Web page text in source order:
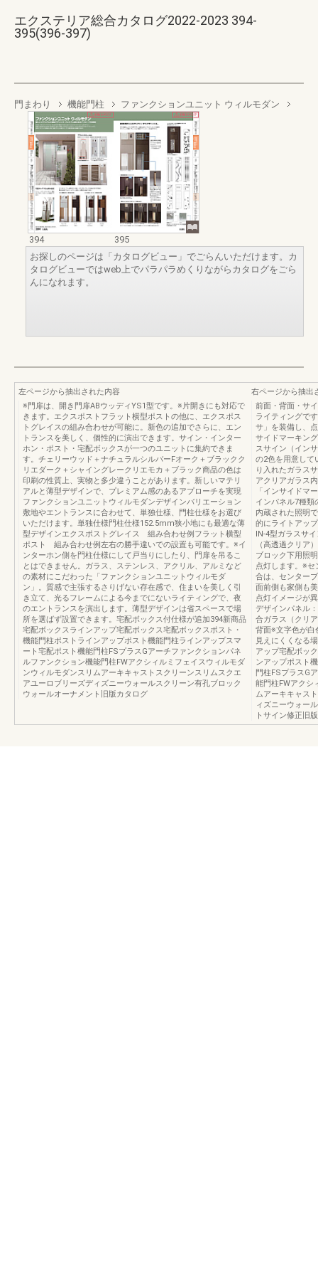
エクステリア総合カタログ2022-2023 394-
395(396-397)
門まわり 機能門柱 ファンクションユニット ウィルモダン
394
395
お探しのページは「カタログビュー」でごらんいただけます。カ
タログビューではweb上でパラパラめくりながらカタログをごら
んになれます。
左ページから抽出された内容
※門扉は、開き門扉ABウッディYS1型です。※片開きにも対応で
きます。エクスポストフラット横型ポストの他に、エクスポス
トグレイスの組み合わせが可能に。新色の追加でさらに、エン
トランスを美しく、個性的に演出できます。サイン・インター
ホン・ポスト・宅配ボックスが一つのユニットに集約できま
す。チェリーウッド＋ナチュラルシルバーFオーク＋ブラックク
リエダーク＋シャイングレークリエモカ＋ブラック商品の色は
印刷の性質上、実物と多少違うことがあります。新しいマテリ
アルと薄型デザインで、プレミアム感のあるアプローチを実現
ファンクションユニットウィルモダンデザインバリエーション
敷地やエントランスに合わせて、単独仕様、門柱仕様をお選び
いただけます。単独仕様門柱仕様152.5mm狭小地にも最適な薄
型デザインエクスポストグレイス 組み合わせ例フラット横型
ポスト 組み合わせ例左右の勝手違いでの設置も可能です。※イ
ンターホン側を門柱仕様にして戸当りにしたり、門扉を吊るこ
とはできません。ガラス、ステンレス、アクリル、アルミなど
の素材にこだわった「ファンクションユニットウィルモダ
ン」。質感で主張するさりげない存在感で、住まいを美しく引
き立て、光るフレームによる今までにないライティングで、夜
のエントランスを演出します。薄型デザインは省スペースで場
所を選ばず設置できます。宅配ボックス付仕様が追加394新商品
宅配ボックスラインアップ宅配ボックス宅配ボックスポスト・
機能門柱ポストラインアップポスト機能門柱ラインアップスマ
ート宅配ポスト機能門柱FSプラスGアーチファンクションパネ
ルファンクション機能門柱FWアクシィルミフェイスウィルモダ
ンウィルモダンスリムアーキキャストスクリーンスリムスクエ
アユーロブリーズディズニーウォールスクリーン有孔ブロック
ウォールオーナメント旧版カタログ
右ページから抽出
前面・背面・サ
ライティングで
サ」を装備し、
サイドマーキン
スサイン（イン
の2色を用意して
り入れたガラス
アクリアガラス
「インサイドマ
インパネル7種類
内蔵された照明
的にライトアッ
IN-4型ガラスサ
（高透過クリア
ブロック下用照
点灯します。※セ
合は、センター
面前側も家側も
点灯イメージが
デザインパネル
合ガラス（クリ
背面※文字色が白
見えにくくなる
アップ宅配ボッ
ンアップポスト
門柱FSプラスG
能門柱FWアクシ
ムアーキキャス
ィズニーウォー
トサイン修正旧